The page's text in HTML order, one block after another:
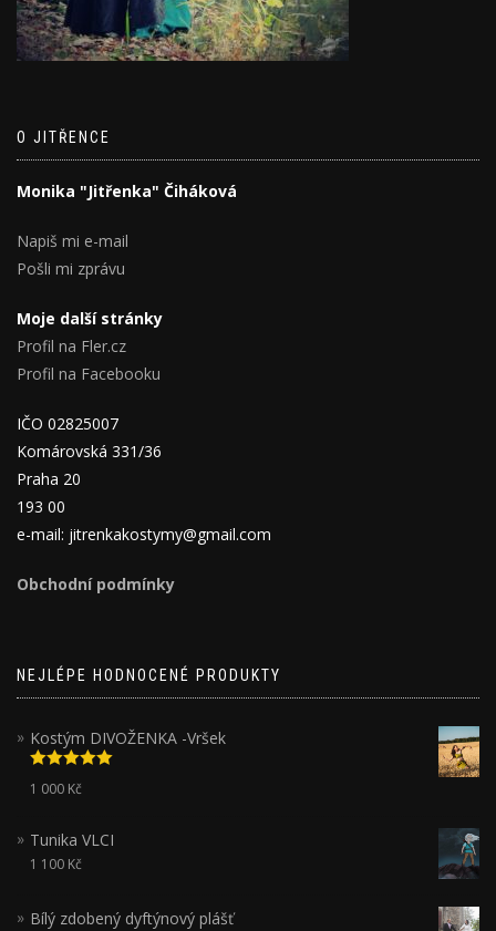
O JITŘENCE
Monika "Jitřenka" Čiháková
Napiš mi e-mail
Pošli mi zprávu
Moje další stránky
Profil na Fler.cz
Profil na Facebooku
IČO 02825007
Komárovská 331/36
Praha 20
193 00
e-mail: jitrenkakostymy@gmail.com
Obchodní podmínky
NEJLÉPE HODNOCENÉ PRODUKTY
Kostým DIVOŽENKA -Vršek
Hodnocení
5.00z 5
1 000 Kč
Tunika VLCI
1 100 Kč
Bílý zdobený dyftýnový plášť